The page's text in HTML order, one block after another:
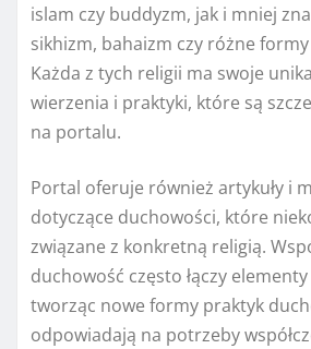
islam czy buddyzm, jak i mniej
sikhizm, bahaizm czy różne
Każda z tych religii ma swoje
wierzenia i praktyki, które są
na portalu.
Portal oferuje również artykuły i
dotyczące duchowości, które
związane z konkretną religią.
duchowość często łączy
tworząc nowe formy praktyk
odpowiadają na potrzeby